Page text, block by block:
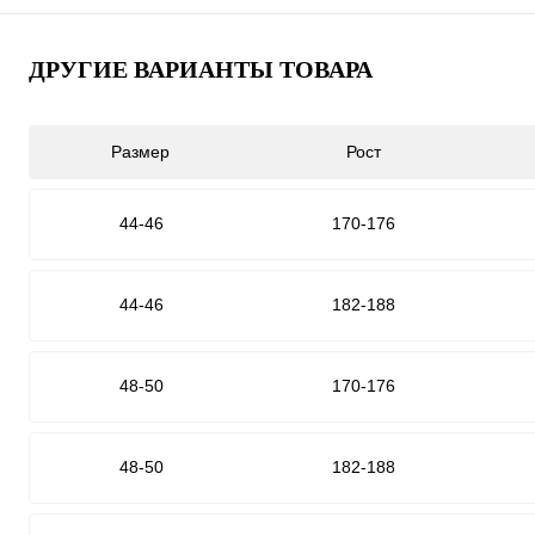
ДРУГИЕ ВАРИАНТЫ ТОВАРА
Размер Рост
44-46 170-176
44-46 182-188
48-50 170-176
48-50 182-188